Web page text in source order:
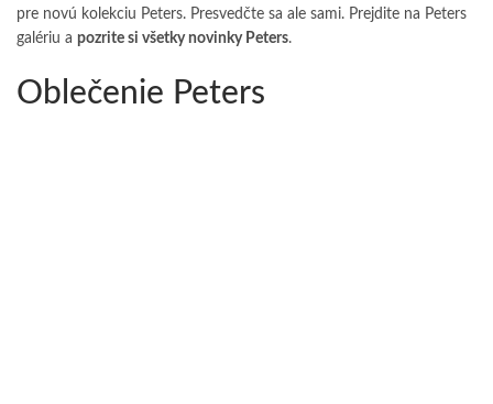
pre novú kolekciu Peters. Presvedčte sa ale sami. Prejdite na Peters
galériu a pozrite si všetky novinky Peters.
Oblečenie Peters